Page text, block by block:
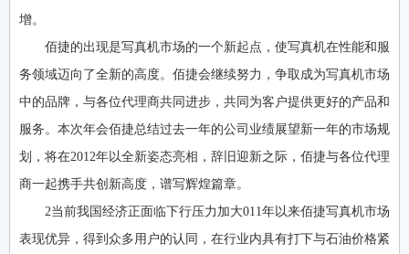
增。
佰捷的出现是写真机市场的一个新起点，使写真机在性能和服
务领域迈向了全新的高度。佰捷会继续努力，争取成为写真机市场
中的品牌，与各位代理商共同进步，共同为客户提供更好的产品和
服务。本次年会佰捷总结过去一年的公司业绩展望新一年的市场规
划，将在2012年以全新姿态亮相，辞旧迎新之际，佰捷与各位代理
商一起携手共创新高度，谱写辉煌篇章。
2当前我国经济正面临下行压力加大011年以来佰捷写真机市场
表现优异，得到众多用户的认同，在行业内具有打下与石油价格紧